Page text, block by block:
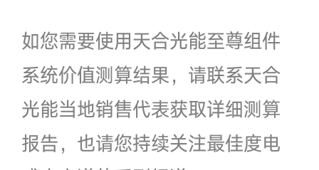
如您需要使用天合光能至尊组件
系统价值测算结果，请联系天合
光能当地销售代表获取详细测算
报告，也请您持续关注最佳度电